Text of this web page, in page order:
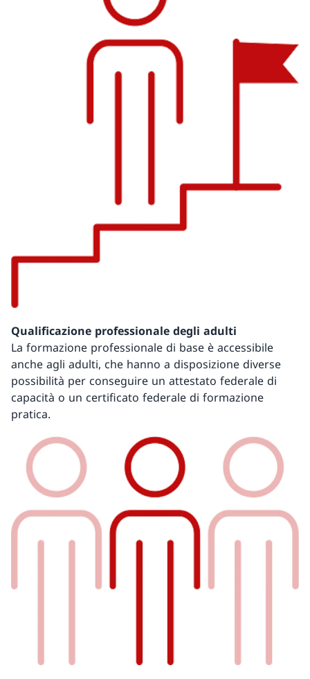
Qualificazione professionale degli adulti
La formazione professionale di base è accessibile
anche agli adulti, che hanno a disposizione diverse
possibilità per conseguire un attestato federale di
capacità o un certificato federale di formazione
pratica.